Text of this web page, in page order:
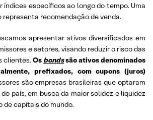
índices específicos ao longo do tempo. Uma
representa recomendação de venda.
apresentar ativos diversificados em
e setores, visando reduzir o risco das
clientes. Os bondssão ativos denominados
prefixados, com cupons (juros)
são empresas brasileiras que optaram
país, em busca da maior solidez e liquidez
de capitais do mundo.